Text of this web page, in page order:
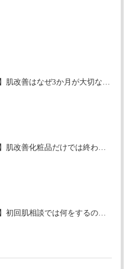
【大阪・本町】肌改善はなぜ3か月が大切なの？｜シミ・肝斑・敏感肌改善専門サロン
【大阪・本町】肌改善化粧品だけでは終わらせません｜ラボーテエクラが伴走型の肌改善にこだわる理由
【大阪・本町】初回肌相談では何をするの？｜シミ・肝斑・敏感肌改善専門サロン